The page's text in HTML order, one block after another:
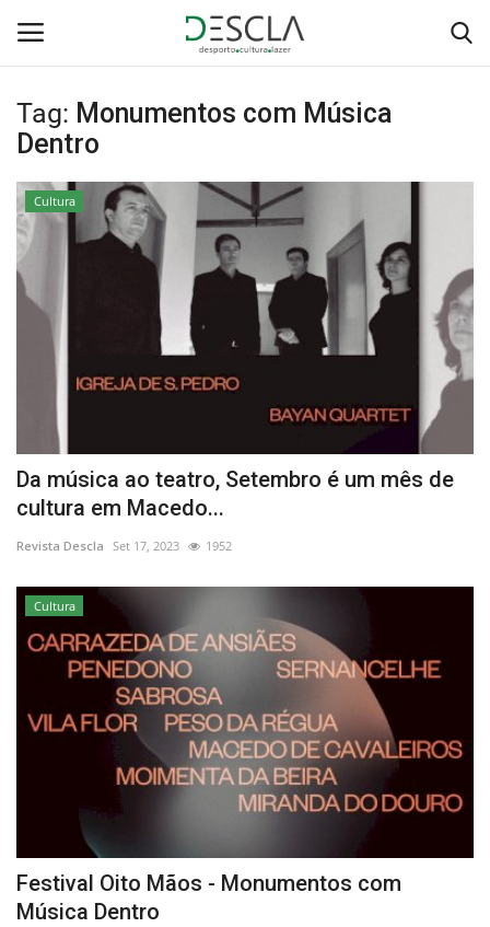
Login Registar
Home
...by Descla
Desporto
Educação
Saúde
Ficha técnica
Ambiente
Tag: Monumentos com Música
Dentro
Cultura
Da música ao teatro, Setembro é um mês de
cultura em Macedo...
Revista Descla Set 17, 2023 1952
Cultura
Festival Oito Mãos - Monumentos com
Música Dentro